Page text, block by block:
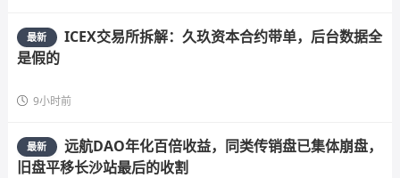
最新
ICEX交易所拆解：久玖资本合约带单，后台数据全
是假的
9小时前
最新
远航DAO年化百倍收益，同类传销盘已集体崩盘，
旧盘平移长沙站最后的收割